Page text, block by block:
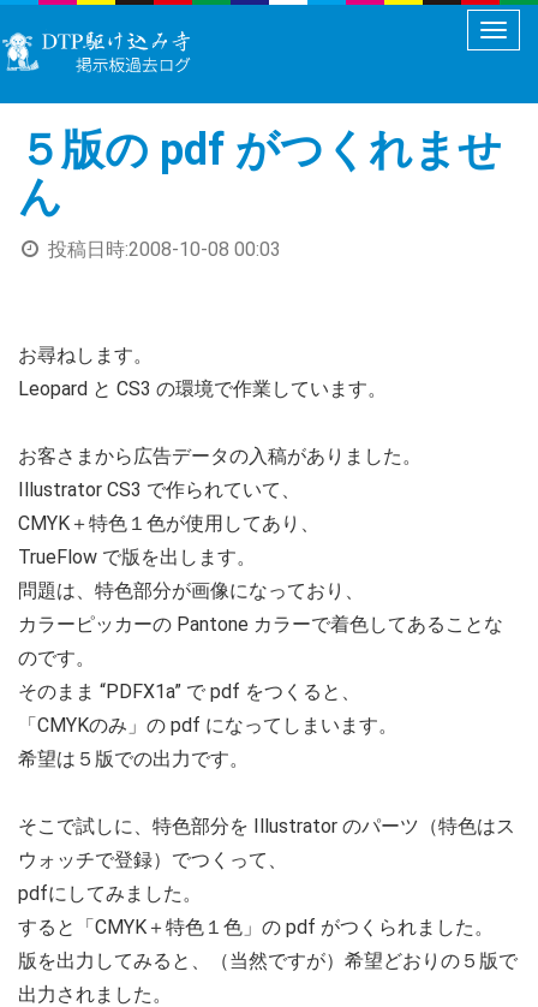
メ
ュ
ー
切
５版の pdf がつくれませ
ん
投稿日時:2008-10-08 00:03
お尋ねします。
Leopard と CS3 の環境で作業しています。
お客さまから広告データの入稿がありました。
Illustrator CS3 で作られていて、
CMYK＋特色１色が使用してあり、
TrueFlow で版を出します。
問題は、特色部分が画像になっており、
カラーピッカーの Pantone カラーで着色してあることな
のです。
そのまま “PDFX1a” で pdf をつくると、
「CMYKのみ」の pdf になってしまいます。
希望は５版での出力です。
そこで試しに、特色部分を Illustrator のパーツ（特色はス
ウォッチで登録）でつくって、
pdfにしてみました。
すると「CMYK＋特色１色」の pdf がつくられました。
版を出力してみると、（当然ですが）希望どおりの５版で
出力されました。